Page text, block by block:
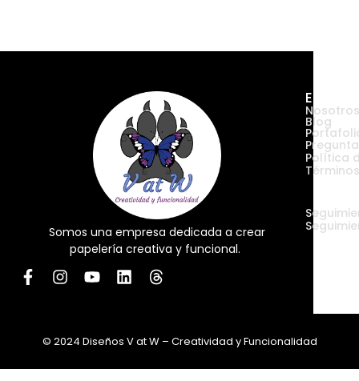
Somos una empresa dedicada a crear
papelería creativa y funcional.
Nosotros
Blog
Política
© 2024 Diseños V at W – Creatividad y Funcionalidad